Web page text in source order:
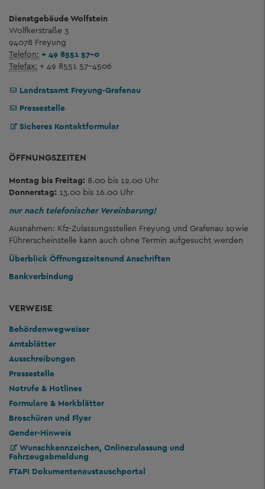
Dienstgebäude Wolfstein
Wolfkerstraße 3
94078 Freyung
Telefon: + 49 8551 57-0
Telefax: + 49 8551 57-4506
Landratsamt Freyung-Grafenau
Pressestelle
Sicheres Kontaktformular
ÖFFNUNGSZEITEN
Montag bis Freitag: 8.00 bis 12.00 Uhr
Donnerstag: 13.00 bis 16.00 Uhr
nur nach telefonischer Vereinbarung!
Ausnahmen: Kfz-Zulassungsstellen Freyung und Grafenau sowie
Führerscheinstelle kann auch ohne Termin aufgesucht werden
Überblick Öffnungszeitenund Anschriften
Bankverbindung
VERWEISE
Behördenwegweiser
Amtsblätter
Ausschreibungen
Pressestelle
Notrufe & Hotlines
Formulare & Merkblätter
Broschüren und Flyer
Gender-Hinweis
Wunschkennzeichen, Onlinezulassung und
Fahrzeugabmeldung
FTAPI Dokumentenaustauschportal